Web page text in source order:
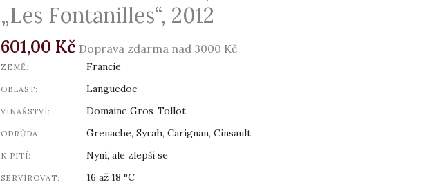
„Les Fontanilles“, 2012
601,00 Kč Doprava zdarma nad 3000 Kč
ZEMĚ: Francie
OBLAST: Languedoc
VINAŘSTVÍ: Domaine Gros-Tollot
ODRŮDA: Grenache, Syrah, Carignan, Cinsault
K PITÍ: Nyní, ale zlepší se
SERVÍROVAT: 16 až 18 °C
AOC
"Les
Fontanilles",
2012